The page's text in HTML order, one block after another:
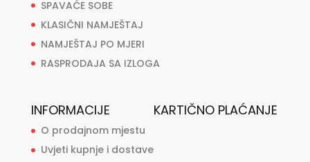
SPAVAĆE SOBE
KLASIČNI NAMJEŠTAJ
NAMJEŠTAJ PO MJERI
RASPRODAJA SA IZLOGA
INFORMACIJE
O prodajnom mjestu
Uvjeti kupnje i dostave
KARTIČNO PLAĆANJE